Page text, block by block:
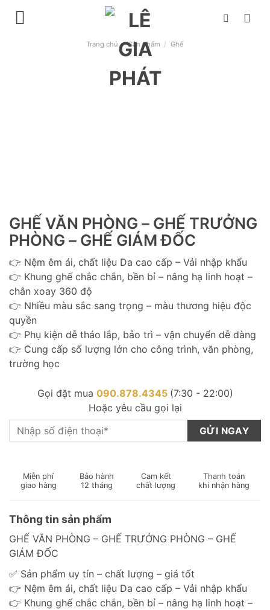
đến
Trang chủ / Sản phẩm / Ghế
GHẾ VĂN PHÒNG – GHẾ TRƯỞNG
PHÒNG – GHẾ GIÁM ĐỐC
👉 Nệm êm ái, chất liệu Da cao cấp – Vải nhập khẩu
👉 Khung ghế chắc chắn, bền bỉ – nâng hạ linh hoạt –
chân xoay 360 độ
👉 Nhiều màu sắc sang trọng – màu thương hiệu độc
quyền
👉 Phụ kiện dễ tháo lắp, bảo trì – vận chuyển dễ dàng
👉 Cung cấp số lượng lớn cho công trình, văn phòng,
trường học
Gọi đặt mua 090.878.4345 (7:30 - 22:00)
Hoặc yêu cầu gọi lại
Miễn phí
giao hàng
Bảo hành
12 tháng
Cam kết
chất lượng
Thanh toán
khi nhận hàng
Thông tin sản phẩm
GHẾ VĂN PHÒNG – GHẾ TRƯỞNG PHÒNG – GHẾ
GIÁM ĐỐC
✅ Sản phẩm uy tín – chất lượng – giá tốt
👉 Nệm êm ái, chất liệu Da cao cấp – Vải nhập khẩu
👉 Khung ghế chắc chắn, bền bỉ – nâng hạ linh hoạt –